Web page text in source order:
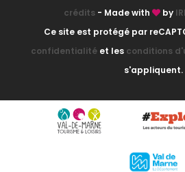
crédits - Made with by
Ce site est protégé par
confidentialité et les conditions
s'appliquent.